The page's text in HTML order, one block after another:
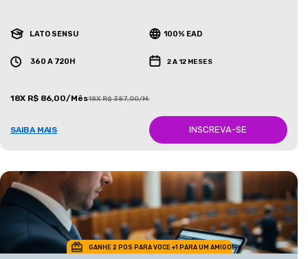
LATO SENSU 100% EAD
360 A 720H 2 A 12 MESES
18X R$ 86,00/Mês18X R$ 387,00/Mês
SAIBA MAIS INSCREVA-SE
GANHE 2 POS PARA VOCE +1 PARA UM AMIGO